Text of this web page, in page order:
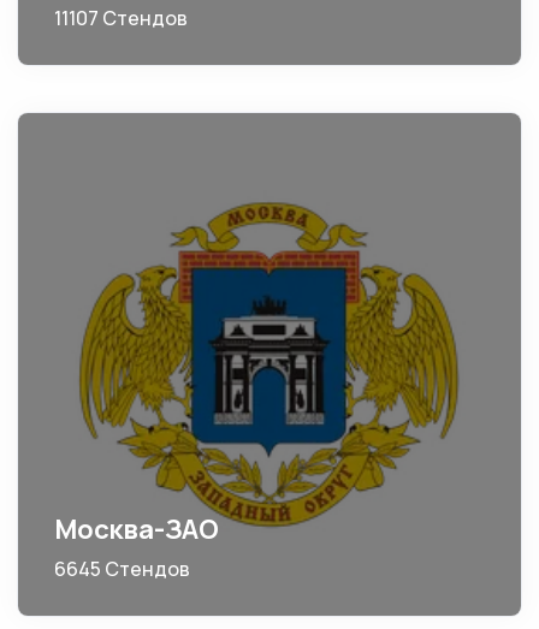
11107 Стендов
Москва-ЗАО
6645 Стендов